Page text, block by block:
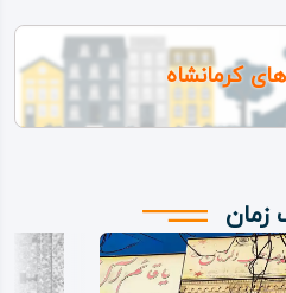
کرمانشاه
زمان